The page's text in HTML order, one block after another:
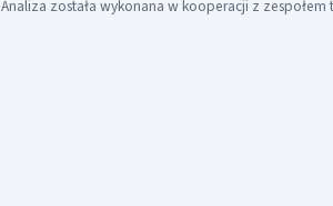
Analiza została wykonana w kooperacji z zespołem